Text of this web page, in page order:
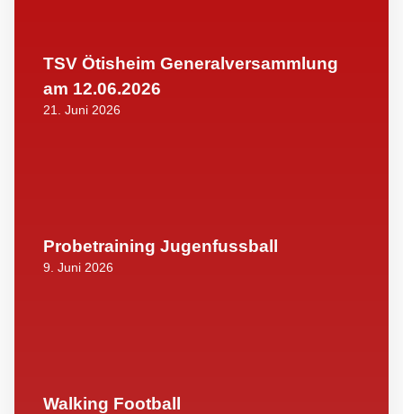
TSV Ötisheim Generalversammlung
am 12.06.2026
21. Juni 2026
Probetraining Jugenfussball
9. Juni 2026
Walking Football